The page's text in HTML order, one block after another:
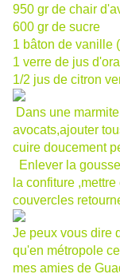
950 gr de chair
600 gr de sucre
1 bâton de vanille
1 verre de jus
1/2 jus de citron
Dans une
avocats,ajouter
cuire doucement
Enlever la
la confiture
couvercles
Je peux vous dire
qu'en métropole
mes amies de